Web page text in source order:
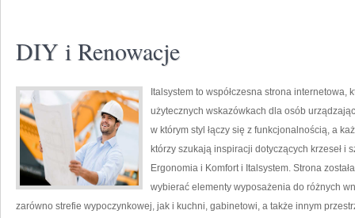
DIY i Renowacje
Italsystem to współczesna strona
użytecznych wskazówkach dla osób
w którym styl łączy się z funkcjonalnością, a
którzy szukają inspiracji dotyczących krzeseł i
Ergonomia i Komfort i Italsystem. Strona
wybierać elementy wyposażenia do różnych
zarówno strefie wypoczynkowej, jak i kuchni, gabinetowi, a także innym